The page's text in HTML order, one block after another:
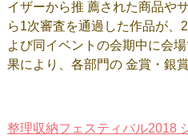
イザーから推 薦された商品や
ら1次審査を通過した作品が、
よび同イベントの会期中に会
果により、各部門の 金賞・銀
整理収納フェスティバル2018